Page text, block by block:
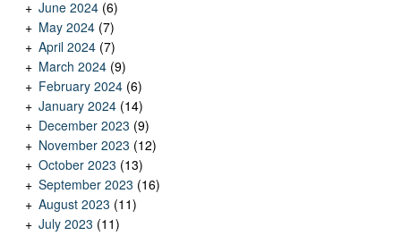
June 2024(6)
May 2024(7)
April 2024(7)
March 2024(9)
February 2024(6)
January 2024(14)
December 2023 (9)
November 2023 (12)
October 2023 (13)
September 2023 (16)
August 2023 (11)
July 2023 (11)